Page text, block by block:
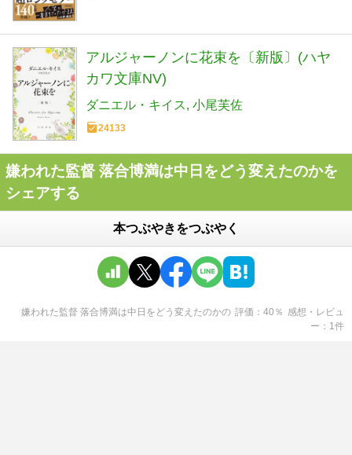
アルジャーノンに花束を〔新版〕(ハヤ
カワ文庫NV)
ダニエル・キイス 小尾芙佐
24133
嫌われた監督 落合博満は中日をどう変えたのかを
シェアする
本つぶやきをつぶやく
嫌われた監督 落合博満は中日をどう変えたのかの 評価 40 ％ 感想・レビュ
ー
1件